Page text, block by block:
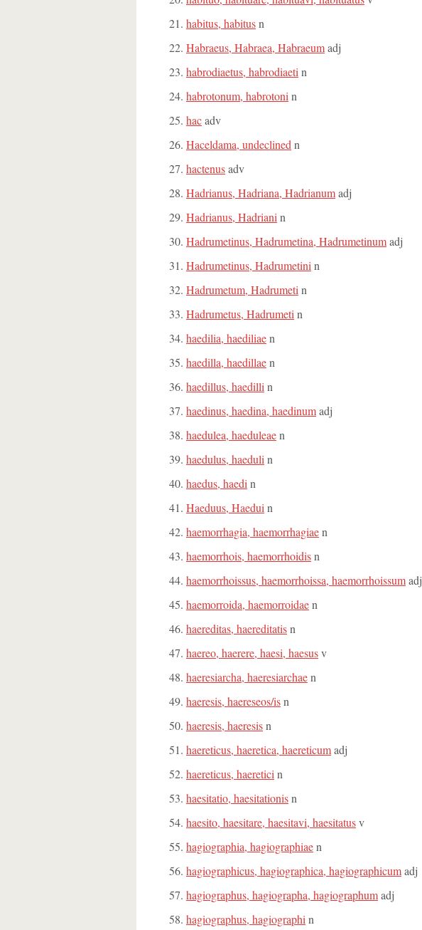
habitus, habitusn
Habraeus, Habraea, Habraeumadj
habrodiaetus, habrodiaeti n
habrotonum, habrotoni n
hacadv
Haceldama, undeclined n
hactenusadv
Hadrianus, Hadriana, Hadrianumadj
Hadrianus, Hadriani n
Hadrumetinus, Hadrumetina, Hadrumetinumadj
Hadrumetinus, Hadrumetini n
Hadrumetum, Hadrumeti n
Hadrumetus, Hadrumeti n
haedilia, haediliaen
haedilla, haedillaen
haedillus, haedilli n
haedinus, haedina, haedinumadj
haedulea, haeduleaen
haedulus, haeduli n
haedus, haedi n
Haeduus, Haedui n
haemorrhagia, haemorrhagiaen
haemorrhois, haemorrhoidisn
haemorrhoissus, haemorrhoissa, haemorrhoissumadj
haemorroida, haemorroidaen
haereditas, haereditatisn
haereo, haerere, haesi, haesusv
haeresiarcha, haeresiarchaen
haeresis, haereseos/isn
haeresis, haeresisn
haereticus, haeretica, haereticumadj
haereticus, haeretici n
haesitatio, haesitationisn
haesito, haesitare, haesitavi, haesitatusv
hagiographia, hagiographiaen
hagiographicus, hagiographica, hagiographicumadj
hagiographus, hagiographa, hagiographumadj
hagiographus, hagiographi n